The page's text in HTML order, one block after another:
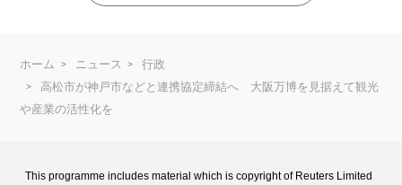
ホーム ニュース
行政
高松市が神戸市などと連携協定締結へ 大阪万博を見据えて観光
や産業の活性化を
This programme includes material which is copyright of Reuters Limited